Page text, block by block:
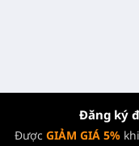
Đăng ký
Được GIẢM GIÁ 5%